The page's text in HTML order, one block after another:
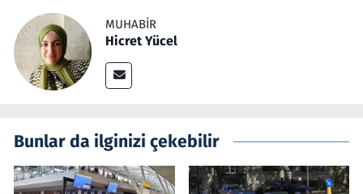
MUHABIR
Hicret Yücel
Bunlar da ilginizi çekebilir